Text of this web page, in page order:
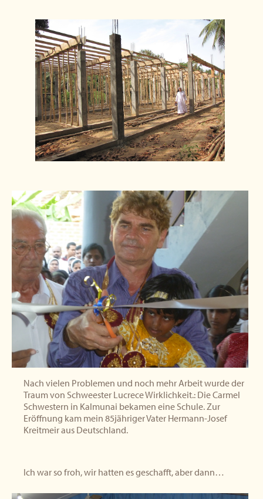
Nach vielen Problemen und noch mehr Arbeit wurde der
Traum von Schweester Lucrece Wirklichkeit.: Die Carmel
Schwestern in Kalmunai bekamen eine Schule. Zur
Eröffnung kam mein 85jähriger Vater Hermann-Josef
Kreitmeir aus Deutschland.
Ich war so froh, wir hatten es geschafft, aber dann…